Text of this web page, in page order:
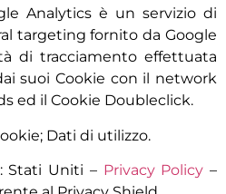
Analytics è un servizio di
targeting fornito da Google
di tracciamento effettuata
suoi Cookie con il network
ed il Cookie Doubleclick.
Dati di utilizzo.
Stati Uniti – Privacy Policy –